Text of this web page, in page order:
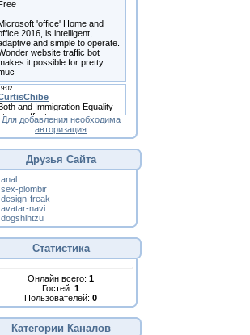
Для добавления необходима
авторизация
Друзья Сайта
anal
sex-plombir
design-freak
avatar-navi
dogshihtzu
Статистика
Онлайн всего: 1
Гостей: 1
Пользователей: 0
Категории Каналов